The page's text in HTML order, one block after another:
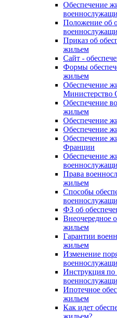
Обеспечение
Положение об
Приказ об
жильем
Сайт -
Формы
жильем
Обеспечение
Министерство
Обеспечение
жильем
Обеспечение
Обеспечение
Обеспечение
Франции
Обеспечение
Права
жильем
Способы
ФЗ об
Внеочередное
жильем
Гарантии
жильем
Изменение
Инструкция
Ипотечное
жильем
Как идет
жильем?